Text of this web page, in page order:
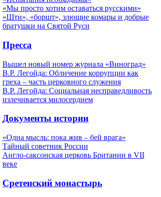
«Мы просто хотим оставаться русскими»
«Шти», «боршт», злющие комары и добрые
братушки на Святой Руси
Пресса
Вышел новый номер журнала «Виноград»
В.Р. Легойда: Обличение коррупции как
греха – часть церковного служения
В.Р. Легойда: Социальная несправедливость
излечивается милосердием
Документы истории
«Одна мысль: пока жив – бей врага»
Тайный советник России
Англо-саксонская церковь Британии в VII
веке
Сретенский монастырь